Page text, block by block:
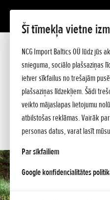
Šī tīmekļa vietne
NCG Import Baltics OÜ lūdz jūs
snieguma, sociālo plašsaziņas
ietver sīkfailus no trešajām
plašsaziņas līdzekļiem. Šādi
veikto mājaslapas lietojumu
atbilstošas reklāmas. Vairāk
personas datus, varat lasīt mūsu
Par sīkfailiem
Google konfidencialitātes
Prezentācija
Tehniskie dati
Cenrādis
Pircēja ceļvedis
Jautājiet sīkāku informāciju
PIEDĀVĀJUMS
SERVISA LAIKS
KONTAKTI